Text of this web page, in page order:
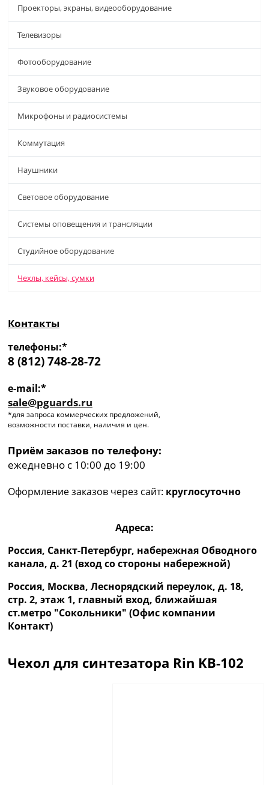
Проекторы, экраны, видеооборудование
Телевизоры
Фотооборудование
Звуковое оборудование
Микрофоны и радиосистемы
Коммутация
Наушники
Световое оборудование
Системы оповещения и трансляции
Студийное оборудование
Чехлы, кейсы, сумки
Контакты
телефоны:*
8 (812) 748-28-72
e-mail:*
sale@pguards.ru
*для запроса коммерческих предложений,
возможности поставки, наличия и цен.
Приём заказов по телефону:
ежедневно с 10:00 до 19:00
Оформление заказов через сайт: круглосуточно
Адреса:
Россия, Санкт-Петербург, набережная Обводного
канала, д. 21 (вход со стороны набережной)
Россия, Москва, Леснорядский переулок, д. 18,
стр. 2, этаж 1, главный вход, ближайшая
ст.метро "Сокольники" (Офис компании
Контакт)
Чехол для синтезатора Rin KB-102